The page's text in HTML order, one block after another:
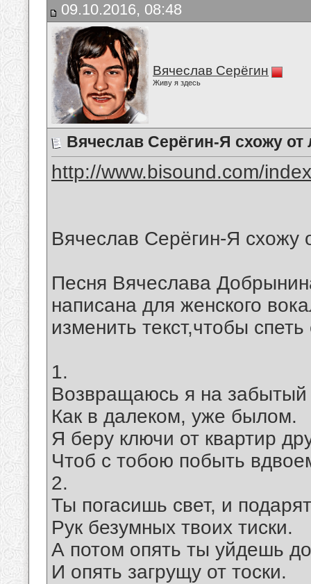
09.10.2016, 08:48
Вячеслав Серёгин
Живу я здесь
Вячеслав Серёгин-Я схожу
http://www.bisound.com/
Вячеслав Серёгин-Я схожу
Песня Вячеслава
написана для женского
изменить текст,чтобы
1.
Возвращаюсь я на забытый
Как в далеком, уже былом.
Я беру ключи от квартир
Чтоб с тобою побыть
2.
Ты погасишь свет, и
Рук безумных твоих тиски.
А потом опять ты уйдешь
И опять загрущу от тоски.